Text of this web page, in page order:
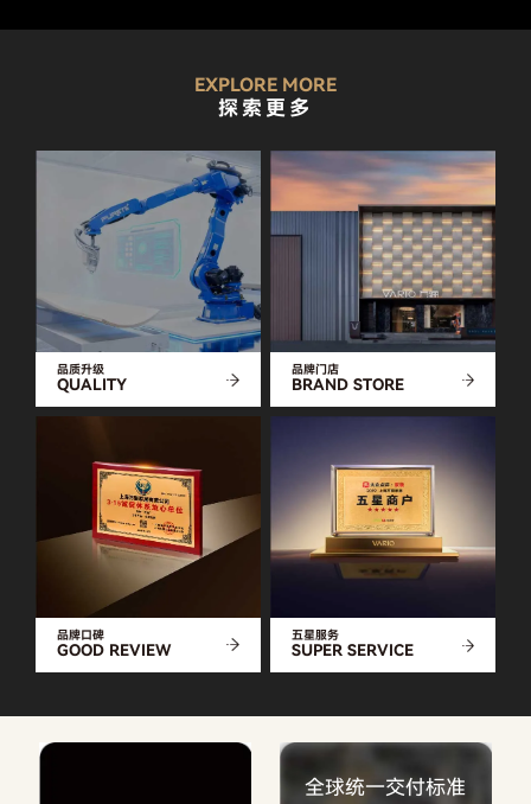
EXPLORE MORE
探索更多
品质升级
QUALITY
品牌门店
BRAND STORE
品牌口碑
GOOD REVIEW
五星服务
SUPER SERVICE
全球统一交付标准